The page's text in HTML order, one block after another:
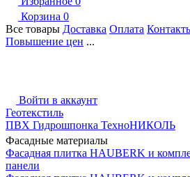
Корзина 0
Все товары Доставка Оплата
Повышение цен ...
Войти в аккаунт
Геотекстиль
ПВХ Гидрошпонка ТехноНИКОЛЬ
Фасадные материалы
Фасадная плитка HAUBERK и
панели